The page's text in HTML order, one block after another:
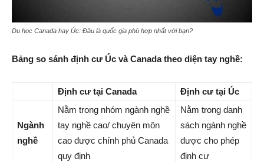
Du học Canada hay Úc: Đâu là quốc gia phù hợp nhất với bạn?
Bảng so sánh định cư Úc và Canada theo diện tay nghề:
Định cư tại Canada Định cư tại Úc
Ngành
nghề
Nằm trong nhóm ngành nghề
tay nghề cao/ chuyên môn
cao được chính phủ Canada
quy định
Nằm trong danh
sách ngành nghề
được cho phép
định cư